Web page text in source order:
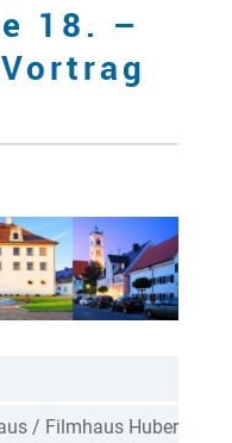
18. –
/ Filmhaus Huber